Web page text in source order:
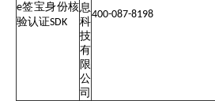
e签宝身份核
验认证SDK
息
科
技
有
限
公
司
400-087-8198